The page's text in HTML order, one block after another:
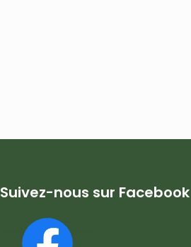
Suivez-nous sur Facebook